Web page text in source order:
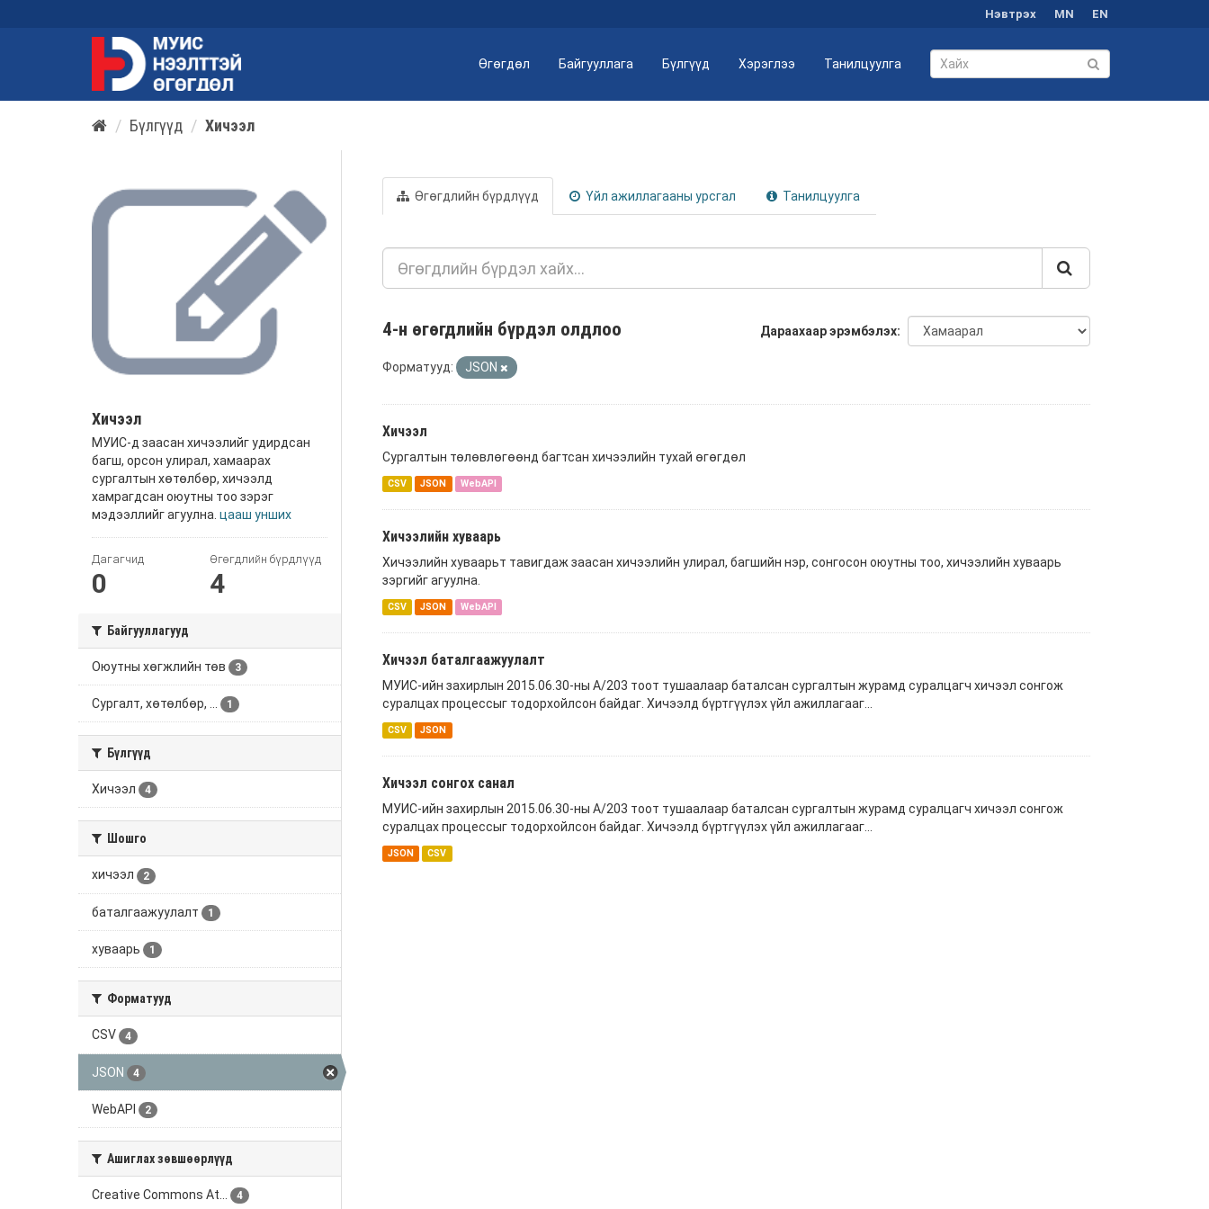
Нэвтрэх MN EN
Өгөгдөл Байгууллага Бүлгүүд Хэрэглээ Танилцуулга
Бүлгүүд Хичээл
Хичээл
МУИС-д заасан хичээлийг удирдсан
багш, орсон улирал, хамаарах
сургалтын хөтөлбөр, хичээлд
хамрагдсан оюутны тоо зэрэг
мэдээллийг агуулна. цааш унших
Дагагчид
0
Өгөгдлийн бүрдлүүд
4
Байгууллагууд
Оюутны хөгжлийн төв 3
Сургалт, хөтөлбөр, ... 1
Бүлгүүд
Хичээл 4
Шошго
хичээл 2
баталгаажуулалт 1
хуваарь 1
Форматууд
CSV 4
JSON 4
WebAPI 2
Ашиглах зөвшөөрлүүд
Creative Commons At... 4
Өгөгдлийн бүрдлүүд Үйл ажиллагааны урсгал Танилцуулга
Дараахаар эрэмбэлэх
4-н өгөгдлийн бүрдэл олдлоо
Форматууд: JSON
Хичээл
Сургалтын төлөвлөгөөнд багтсан хичээлийн тухай өгөгдөл
CSV JSON WebAPI
Хичээлийн хуваарь
Хичээлийн хуваарьт тавигдаж заасан хичээлийн улирал, багшийн нэр, сонгосон оюутны тоо, хичээлийн хуваарь
зэргийг агуулна.
CSV JSON WebAPI
Хичээл баталгаажуулалт
МУИС-ийн захирлын 2015.06.30-ны А/203 тоот тушаалаар баталсан сургалтын журамд суралцагч хичээл сонгож
суралцах процессыг тодорхойлсон байдаг. Хичээлд бүртгүүлэх үйл ажиллагааг...
CSV JSON
Хичээл сонгох санал
МУИС-ийн захирлын 2015.06.30-ны А/203 тоот тушаалаар баталсан сургалтын журамд суралцагч хичээл сонгож
суралцах процессыг тодорхойлсон байдаг. Хичээлд бүртгүүлэх үйл ажиллагааг...
JSON CSV